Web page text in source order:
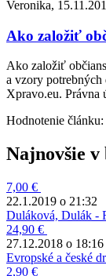
Veronika,
Ako založiť
Ako založiť
a vzory potrebných
Xpravo.eu. Právna
Hodnotenie článku:
Najnovšie v
7,00 €
22.1.2019 o 21:32
Duláková, Dulák -
24,90 €
27.12.2018 o 18:16
Evropské a české
2,90 €